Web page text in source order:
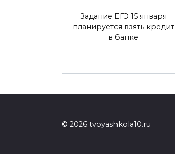
Задание ЕГЭ 15 января
планируется взять кредит
в банке
© 2026 tvoyashkola10.ru